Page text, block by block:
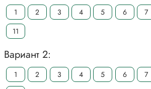
1 2 3 4 5 6 7
11
Вариант 2:
1 2 3 4 5 6 7